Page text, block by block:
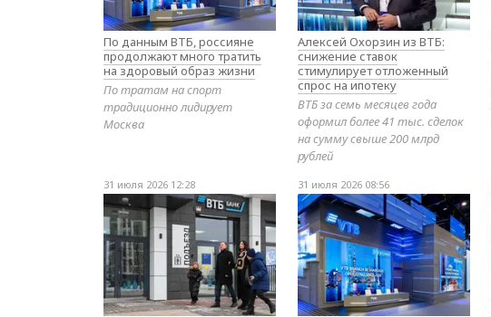
По данным ВТБ, россияне
продолжают много тратить
на здоровый образ жизни
По тратам на спорт
традиционно лидирует
Москва
Алексей Охорзин из ВТБ:
снижение ставок
стимулирует отложенный
спрос на ипотеку
ВТБ за семь месяцев года
оформил более 41 тыс. сделок
на сумму свыше 200 млрд
рублей
31 июля 2026 12:28 31 июля 2026 08:56